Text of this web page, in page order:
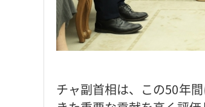
チャ副首相は、この50年